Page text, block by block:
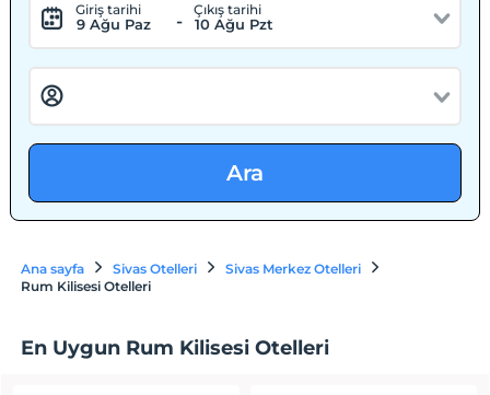
Giriş tarihi
9 Ağu Paz -
Çıkış tarihi
10 Ağu Pzt
Ara
Ana sayfa Sivas Otelleri
Sivas Merkez Otelleri
Rum Kilisesi Otelleri
En Uygun Rum Kilisesi Otelleri